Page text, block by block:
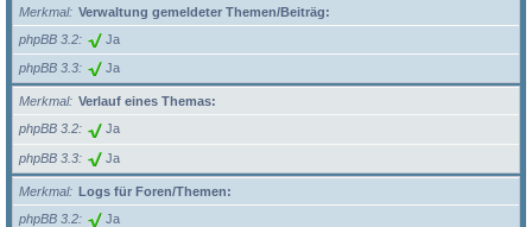
Merkmal
Verwaltung gemeldeter Themen/Beiträg:
phpBB 3.2
Ja
phpBB 3.3 Ja
Merkmal
Verlauf eines Themas:
phpBB 3.2
Ja
phpBB 3.3 Ja
Merkmal
Logs für Foren/Themen:
phpBB 3.2
Ja